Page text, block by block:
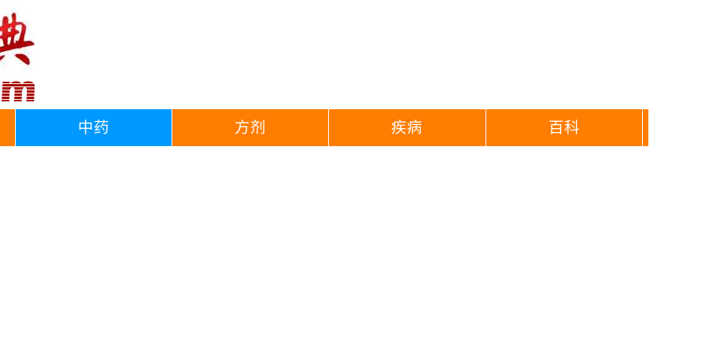
中药 方剂 疾病 百科